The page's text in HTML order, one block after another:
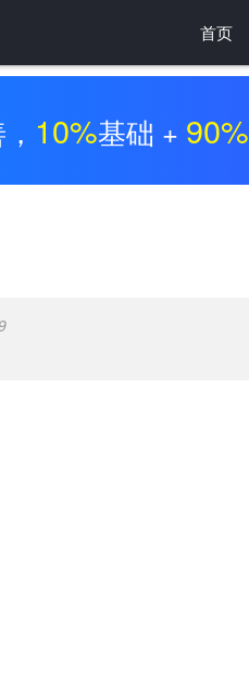
首页
10%基础 + 90%